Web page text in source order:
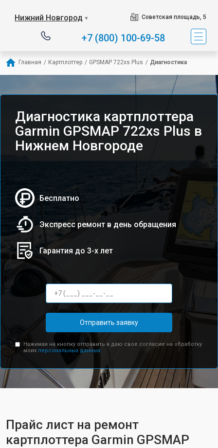
Нижний Новгород ▼ Советская площадь, 5
+7 (800) 100-69-58
Главная / Картплоттер / GPSMAP 722xs Plus / Диагностика
Диагностика картплоттера
Garmin GPSMAP 722xs Plus в
Нижнем Новгороде
Бесплатно
Экспресс ремонт в день обращения
Гарантия до 3-х лет
Отправить заявку
Нажимая на кнопку отправить я даю свое согласие на обработку
моих персональных данных.
Прайс лист на ремонт
картплоттера Garmin GPSMAP